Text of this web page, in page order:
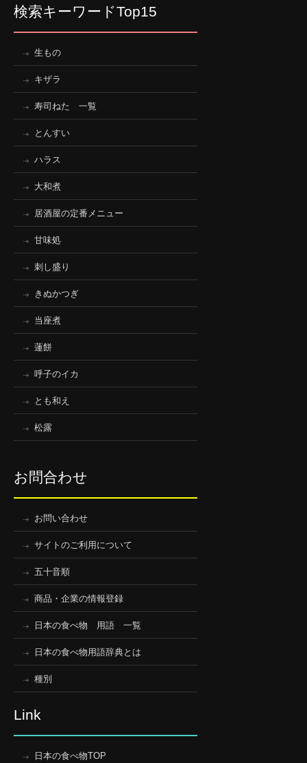
検索キーワードTop15
生もの
キザラ
寿司ねた 一覧
とんすい
ハラス
大和煮
居酒屋の定番メニュー
甘味処
刺し盛り
きぬかつぎ
当座煮
蓮餅
呼子のイカ
とも和え
松露
お問合わせ
お問い合わせ
サイトのご利用について
五十音順
商品・企業の情報登録
日本の食べ物 用語 一覧
日本の食べ物用語辞典とは
種別
Link
日本の食べ物TOP